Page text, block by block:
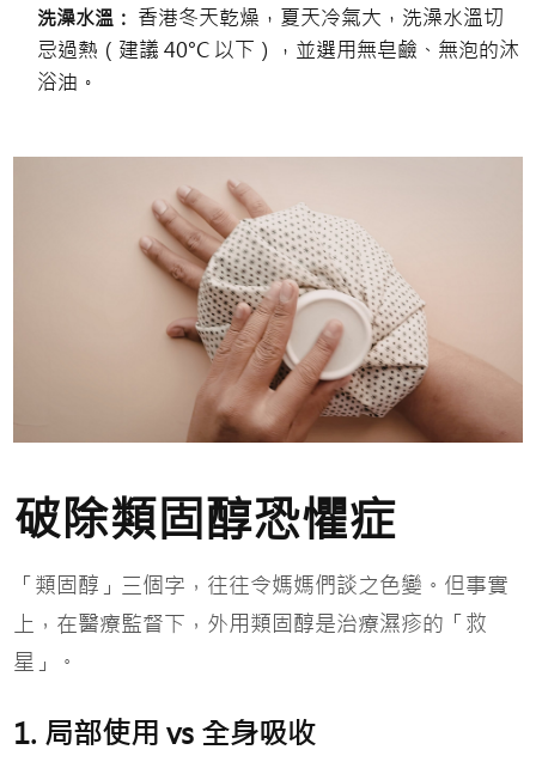
洗澡水溫： 香港冬天乾燥，夏天冷氣大，洗澡水溫切
忌過熱（建議 40°C 以下），並選用無皂鹼、無泡的沐
浴油。
破除類固醇恐懼症
「類固醇」三個字，往往令媽媽們談之色變。但事實
上，在醫療監督下，外用類固醇是治療濕疹的「救
星」。
1. 局部使用 vs 全身吸收